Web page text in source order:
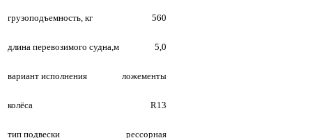
грузоподъемность, кг 560
длина перевозимого судна,м 5,0
вариант исполнения ложементы
колёса R13
тип подвески рессорная